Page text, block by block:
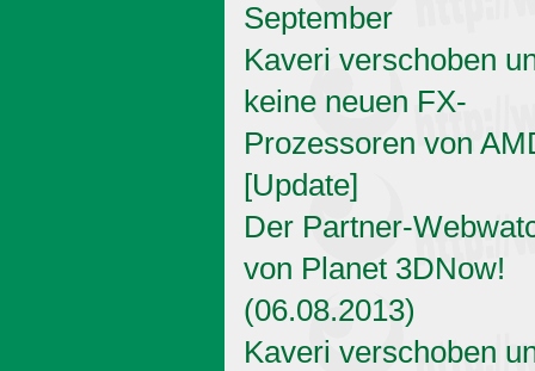
September
Kaveri verschoben
keine neuen FX-
Prozessoren von
[Update]
Der Partner-
von Planet 3DNow!
(06.08.2013)
Kaveri verschoben